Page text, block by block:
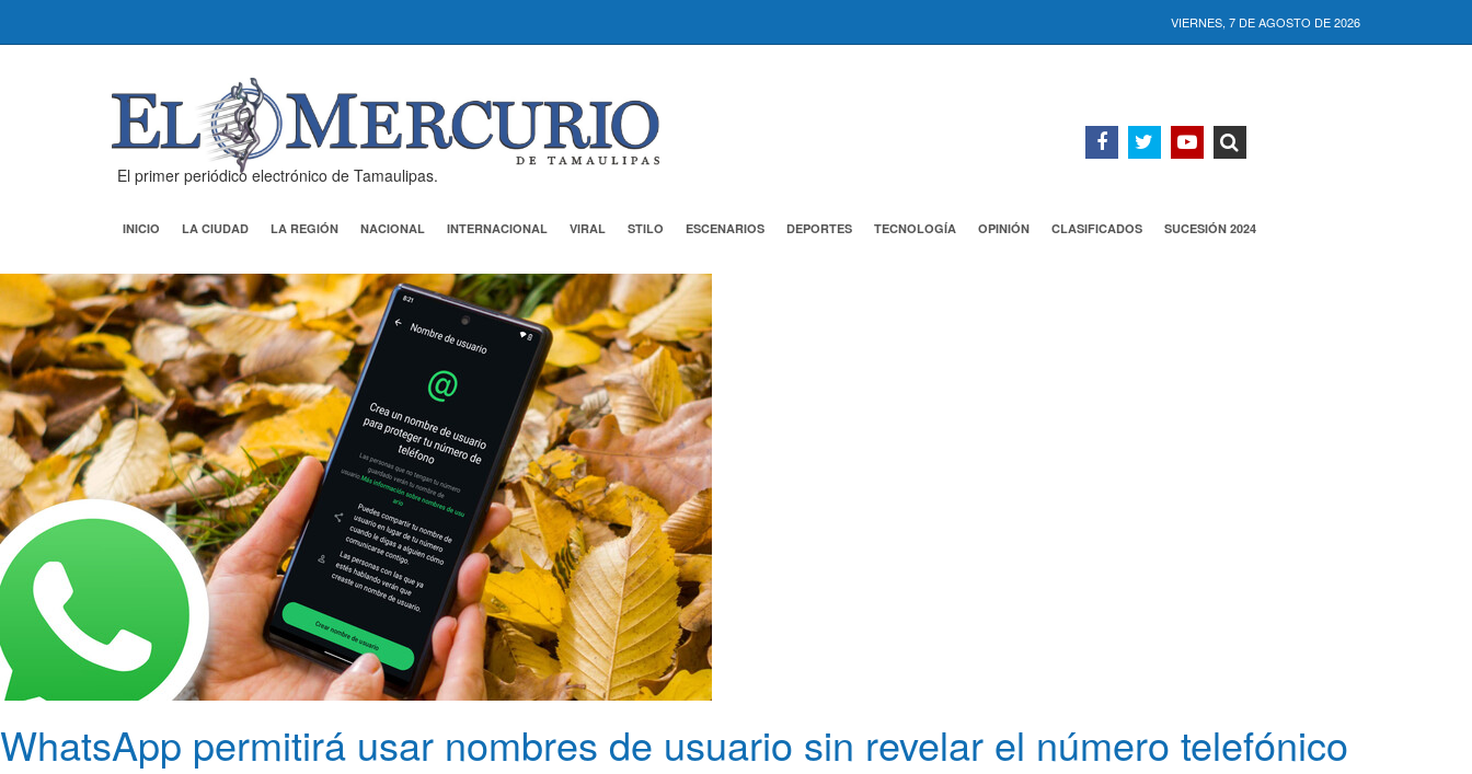
VIERNES, 7 DE AGOSTO DE 2026
El primer periódico electrónico de Tamaulipas.
INICIO LA CIUDAD LA REGIÓN NACIONAL INTERNACIONAL VIRAL STILO ESCENARIOS DEPORTES TECNOLOGÍA OPINIÓN CLASIFICADOS SUCESIÓN 2024
WhatsApp permitirá usar nombres de usuario sin revelar el número telefónico